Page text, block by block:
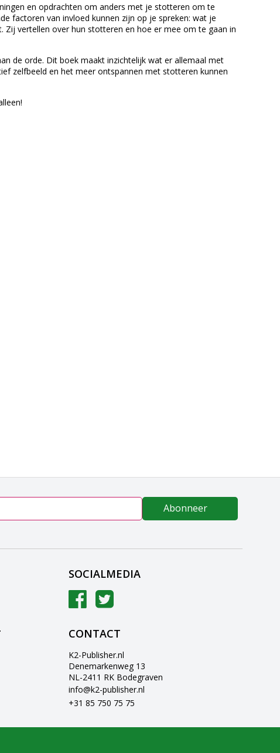
en opdrachten om anders met je stotteren om te
factoren van invloed kunnen zijn op je spreken: wat je
vertellen over hun stotteren en hoe er mee om te gaan in
de orde. Dit boek maakt inzichtelijk wat er allemaal met
zelfbeeld en het meer ontspannen met stotteren kunnen
Abonneer
SOCIALMEDIA
CONTACT
K2-Publisher.nl
Denemarkenweg 13
NL-2411 RK Bodegraven
info@k2-publisher.nl
+31 85 750 75 75